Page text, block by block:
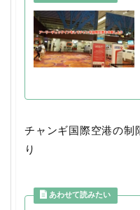
チャンギ国際空港の制
り